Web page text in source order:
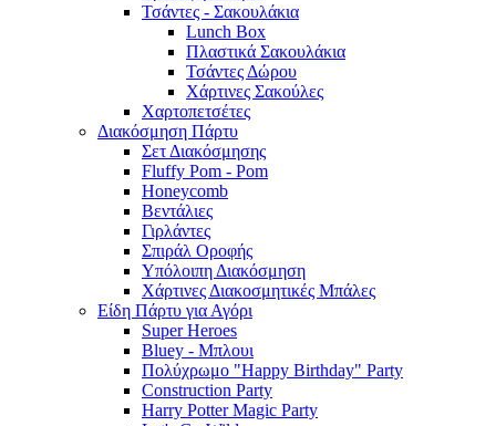
Τσάντες - Σακουλάκια
Lunch Box
Πλαστικά Σακουλάκια
Τσάντες Δώρου
Χάρτινες Σακούλες
Χαρτοπετσέτες
Διακόσμηση Πάρτυ
Σετ Διακόσμησης
Fluffy Pom - Pom
Honeycomb
Βεντάλιες
Γιρλάντες
Σπιράλ Οροφής
Υπόλοιπη Διακόσμηση
Χάρτινες Διακοσμητικές Μπάλες
Είδη Πάρτυ για Αγόρι
Super Heroes
Bluey - Μπλουι
Πολύχρωμο "Happy Birthday" Party
Construction Party
Harry Potter Magic Party